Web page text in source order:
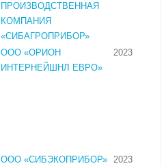
ПРОИЗВОДСТВЕННАЯ
КОМПАНИЯ
«СИБАГРОПРИБОР»
ООО «ОРИОН
ИНТЕРНЕЙШНЛ ЕВРО»
2023
ООО «СИБЭКОПРИБОР» 2023